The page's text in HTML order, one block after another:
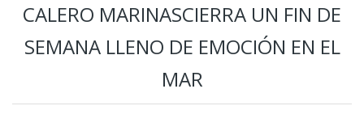
CALERO MARINASCIERRA UN FIN DE
SEMANA LLENO DE EMOCIÓN EN EL
MAR